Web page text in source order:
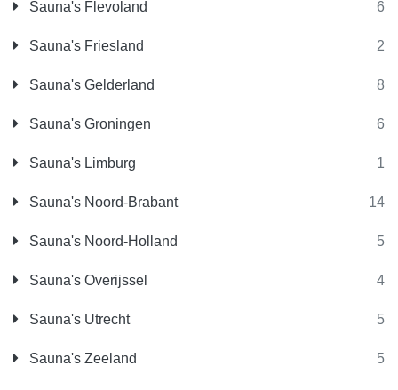
Sauna's Flevoland 6
Sauna's Friesland 2
Sauna's Gelderland 8
Sauna's Groningen 6
Sauna's Limburg 1
Sauna's Noord-Brabant 14
Sauna's Noord-Holland 5
Sauna's Overijssel 4
Sauna's Utrecht 5
Sauna's Zeeland 5